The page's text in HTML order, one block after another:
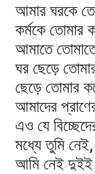
আমার ঘরকে
কর্মকে তোমার
আমাতে
ঘর ছেড়ে
ছেড়ে তোমার
আমাদের
এও যে
মধ্যে তুমি
আমি নেই দুইই